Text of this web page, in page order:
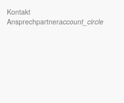
Kontakt
Ansprechpartneraccount_circle